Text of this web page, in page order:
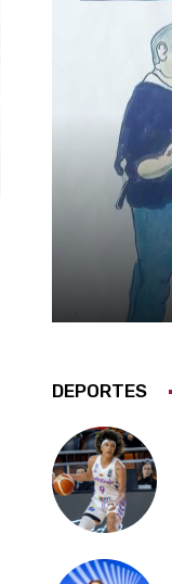
DEPORTES